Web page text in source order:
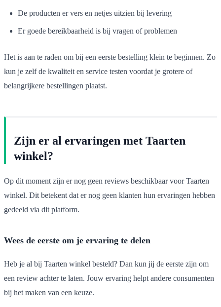
De producten er vers en netjes uitzien bij levering
Er goede bereikbaarheid is bij vragen of problemen
Het is aan te raden om bij een eerste bestelling klein te beginnen. Zo
kun je zelf de kwaliteit en service testen voordat je grotere of
belangrijkere bestellingen plaatst.
Zijn er al ervaringen met Taarten
winkel?
Op dit moment zijn er nog geen reviews beschikbaar voor Taarten
winkel. Dit betekent dat er nog geen klanten hun ervaringen hebben
gedeeld via dit platform.
Wees de eerste om je ervaring te delen
Heb je al bij Taarten winkel besteld? Dan kun jij de eerste zijn om
een review achter te laten. Jouw ervaring helpt andere consumenten
bij het maken van een keuze.